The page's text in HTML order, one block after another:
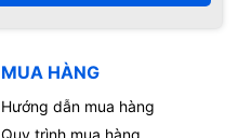
MUA HÀNG
Hướng dẫn mua hàng
Quy trình mua hàng